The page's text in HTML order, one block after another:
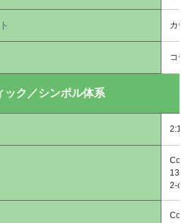
カウ
コー
ック／シンボル体系
2:1お
Code
13
2-of-